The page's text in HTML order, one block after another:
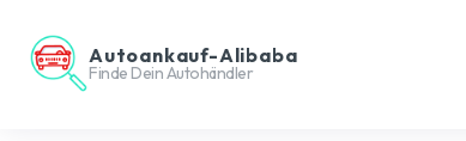
Autoankauf-Alibaba
Finde Dein Autohändler